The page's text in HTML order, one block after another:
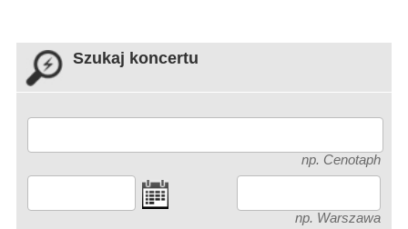
Szukaj koncertu
np. Cenotaph
np. Warszawa